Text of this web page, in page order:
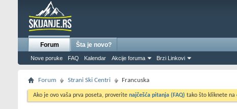
Forum
Nove poruke FAQ Kalendar Akcije foruma Brzi Linkovi
Šta je novo?
Forum Strani Ski Centri Francuska
Ako je ovo vaša prva poseta, proverite najčešća pitanja (FAQ) tako što kliknete na